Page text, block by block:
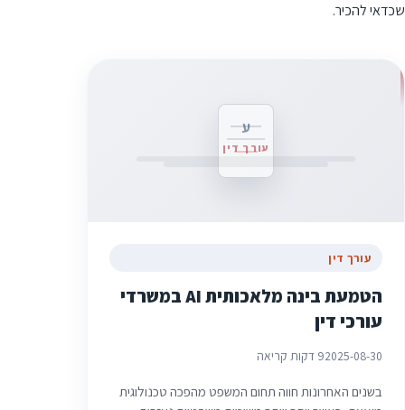
שכדאי להכיר.
ע
עורך דין
עורך דין
הטמעת בינה מלאכותית AI במשרדי
עורכי דין
2025-08-309 דקות קריאה
בשנים האחרונות חווה תחום המשפט מהפכה טכנולוגית